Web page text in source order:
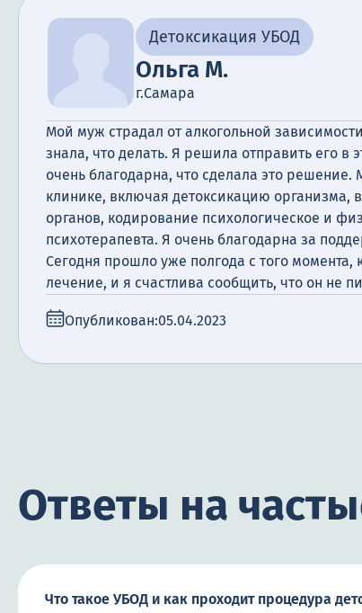
Детоксикация УБОД
Ольга М.
г.Самара
Мой муж страдал от алкогольной
знала, что делать. Я решила отправить его в
очень благодарна, что сделала это
клинике, включая детоксикацию организма,
органов, кодирование психологическое и
психотерапевта. Я очень благодарна за
Сегодня прошло уже полгода с того момента,
лечение, и я счастлива сообщить, что он не
Опубликован:05.04.2023
Ответы на
Что такое УБОД и как проходит процедура